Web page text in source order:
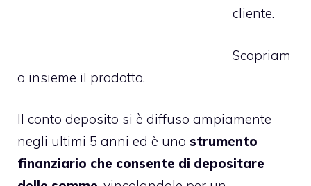
cliente.
Scopriam
o insieme il prodotto.
Il conto deposito si è diffuso ampiamente
negli ultimi 5 anni ed è uno strumento
finanziario che consente di depositare